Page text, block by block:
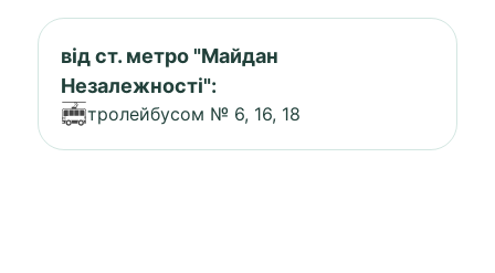
від ст. метро "Майдан
Незалежності":
тролейбусом № 6, 16, 18